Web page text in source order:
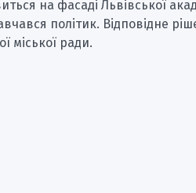
на фасаді Львівської
політик. Відповідне
міської ради.